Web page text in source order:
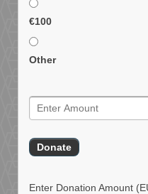
€100
Other
Enter Donation Amount